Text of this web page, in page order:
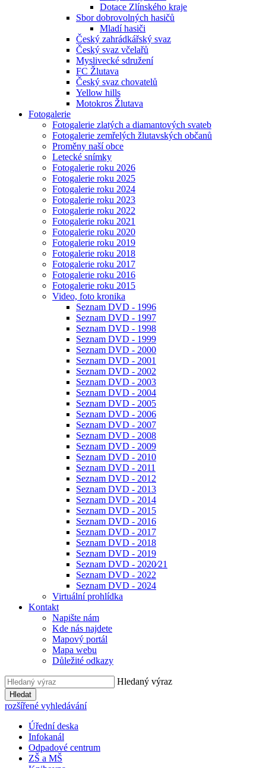
Dotace Zlínského kraje
Sbor dobrovolných hasičů
Mladí hasiči
Český zahrádkářský svaz
Český svaz včelařů
Myslivecké sdružení
FC Žlutava
Český svaz chovatelů
Yellow hills
Motokros Žlutava
Fotogalerie
Fotogalerie zlatých a diamantových svateb
Fotogalerie zemřelých žlutavských občanů
Proměny naší obce
Letecké snímky
Fotogalerie roku 2026
Fotogalerie roku 2025
Fotogalerie roku 2024
Fotogalerie roku 2023
Fotogalerie roku 2022
Fotogalerie roku 2021
Fotogalerie roku 2020
Fotogalerie roku 2019
Fotogalerie roku 2018
Fotogalerie roku 2017
Fotogalerie roku 2016
Fotogalerie roku 2015
Video, foto kronika
Seznam DVD - 1996
Seznam DVD - 1997
Seznam DVD - 1998
Seznam DVD - 1999
Seznam DVD - 2000
Seznam DVD - 2001
Seznam DVD - 2002
Seznam DVD - 2003
Seznam DVD - 2004
Seznam DVD - 2005
Seznam DVD - 2006
Seznam DVD - 2007
Seznam DVD - 2008
Seznam DVD - 2009
Seznam DVD - 2010
Seznam DVD - 2011
Seznam DVD - 2012
Seznam DVD - 2013
Seznam DVD - 2014
Seznam DVD - 2015
Seznam DVD - 2016
Seznam DVD - 2017
Seznam DVD - 2018
Seznam DVD - 2019
Seznam DVD - 2020⁄21
Seznam DVD - 2022
Seznam DVD - 2024
Virtuální prohlídka
Kontakt
Napište nám
Kde nás najdete
Mapový portál
Mapa webu
Důležité odkazy
Hledaný výraz
Hledat
rozšířené vyhledávání
Úřední deska
Infokanál
Odpadové centrum
ZŠ a MŠ